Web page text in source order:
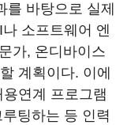
바탕으로 실제
소프트웨어 엔
가, 온디바이스
계획이다. 이에
연계 프로그램
팅하는 등 인력